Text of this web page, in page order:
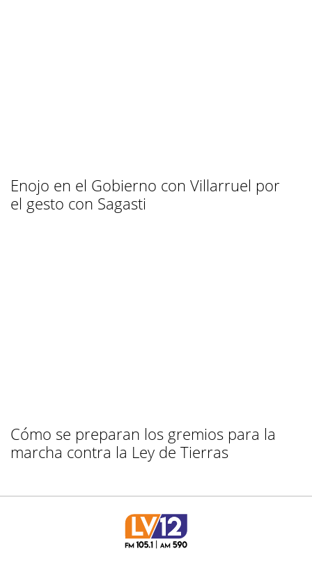
Enojo en el Gobierno con Villarruel por
el gesto con Sagasti
Cómo se preparan los gremios para la
marcha contra la Ley de Tierras